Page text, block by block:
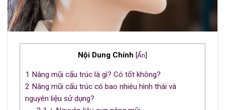
Nội Dung Chính [Ẩn]
1 Nâng mũi cấu trúc là gì? Có tốt không?
2 Nâng mũi cấu trúc có bao nhiêu hình thái và
nguyên liệu sử dụng?